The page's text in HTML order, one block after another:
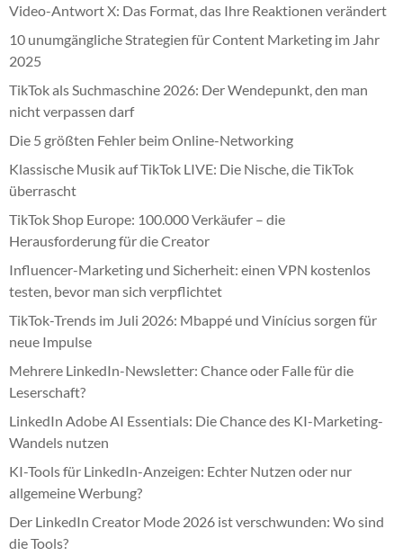
Video-Antwort X: Das Format, das Ihre Reaktionen verändert
10 unumgängliche Strategien für Content Marketing im Jahr
2025
TikTok als Suchmaschine 2026: Der Wendepunkt, den man
nicht verpassen darf
Die 5 größten Fehler beim Online-Networking
Klassische Musik auf TikTok LIVE: Die Nische, die TikTok
überrascht
TikTok Shop Europe: 100.000 Verkäufer – die
Herausforderung für die Creator
Influencer-Marketing und Sicherheit: einen VPN kostenlos
testen, bevor man sich verpflichtet
TikTok-Trends im Juli 2026: Mbappé und Vinícius sorgen für
neue Impulse
Mehrere LinkedIn-Newsletter: Chance oder Falle für die
Leserschaft?
LinkedIn Adobe AI Essentials: Die Chance des KI-Marketing-
Wandels nutzen
KI-Tools für LinkedIn-Anzeigen: Echter Nutzen oder nur
allgemeine Werbung?
Der LinkedIn Creator Mode 2026 ist verschwunden: Wo sind
die Tools?